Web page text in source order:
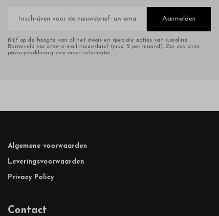
mailadres
Aanmelden
Blijf op de hoogte van al het moois en speciale acties van Caroline
Barneveld via onze e-mail nieuwsbrief (max. 2 per maand). Zie ook onze
privacyverklaring voor meer informatie.
Footer
Algemene voorwaarden
Leveringsvoorwaarden
Privacy Policy
Contact